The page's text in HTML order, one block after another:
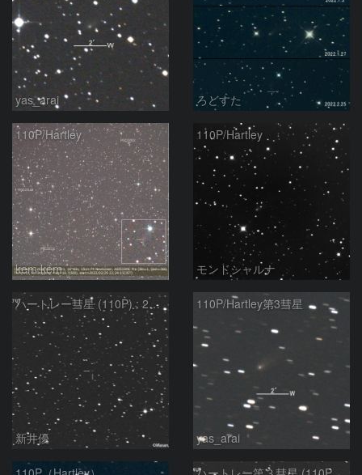
yas_arai ろどすた
110P/Hartley
kem.kem
110P/Hartley
モンドシャルナ
ハートレー彗星 (110P) : 2022/02/07
新井優
110P/Hartley第3彗星
yas_arai